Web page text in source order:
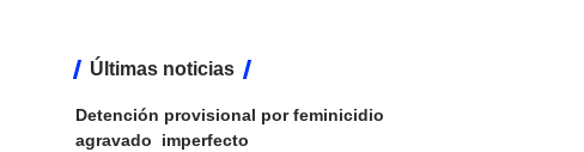
Últimas noticias
Detención provisional por feminicidio
agravado imperfecto